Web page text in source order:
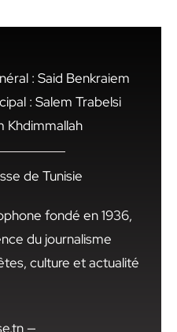
: Said Benkraiem
: Salem Trabelsi
Khdimmallah
de Tunisie
fondé en 1936,
du journalisme
culture et actualité
—